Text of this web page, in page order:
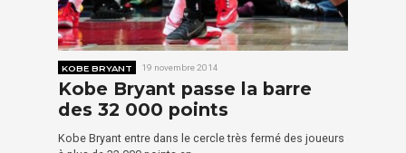
KOBE BRYANT 19 novembre 2014
Kobe Bryant passe la barre
des 32 000 points
Kobe Bryant entre dans le cercle très fermé des joueurs